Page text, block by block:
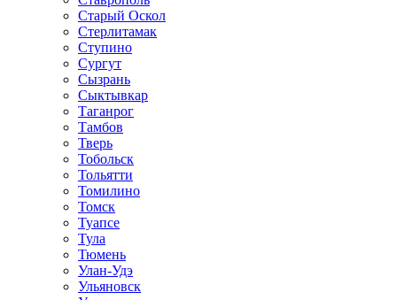
Старый Оскол
Стерлитамак
Ступино
Сургут
Сызрань
Сыктывкар
Таганрог
Тамбов
Тверь
Тобольск
Тольятти
Томилино
Томск
Туапсе
Тула
Тюмень
Улан-Удэ
Ульяновск